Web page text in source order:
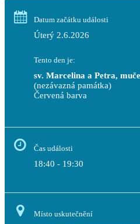
Datum začátku události
Úterý 2.6.2026
Tento den je:
sv. Marcelina a Petra,
(nezávazná památka)
Čas události
18:40 - 19:30
Místo uskutečnění